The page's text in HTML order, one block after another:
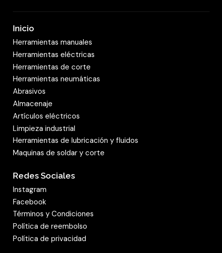
Inicio
Herramientas manuales
Herramientas eléctricas
Herramientas de corte
Herramientas neumáticas
Abrasivos
Almacenaje
Artículos eléctricos
Limpieza industrial
Herramientas de lubricación y fluidos
Maquinas de soldar y corte
Redes Sociales
Instagram
Facebook
Términos y Condiciones
Política de reembolso
Política de privacidad